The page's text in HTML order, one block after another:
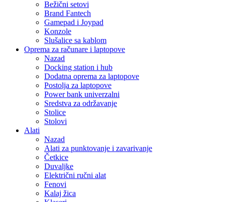
Bežični setovi
Brand Fantech
Gamepad i Joypad
Konzole
Slušalice sa kablom
Oprema za računare i laptopove
Nazad
Docking station i hub
Dodatna oprema za laptopove
Postolja za laptopove
Power bank univerzalni
Sredstva za održavanje
Stolice
Stolovi
Alati
Nazad
Alati za punktovanje i zavarivanje
Četkice
Duvaljke
Električni ručni alat
Fenovi
Kalaj žica